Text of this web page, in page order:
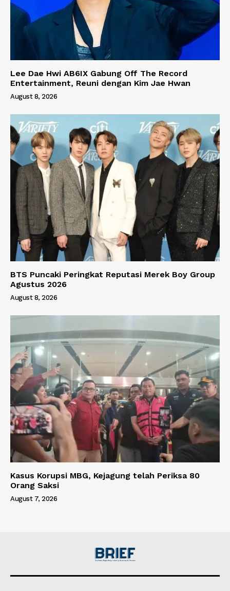
Lee Dae Hwi AB6IX Gabung Off The Record
Entertainment, Reuni dengan Kim Jae Hwan
August 8, 2026
BTS Puncaki Peringkat Reputasi Merek Boy Group
Agustus 2026
August 8, 2026
Kasus Korupsi MBG, Kejagung telah Periksa 80
Orang Saksi
August 7, 2026